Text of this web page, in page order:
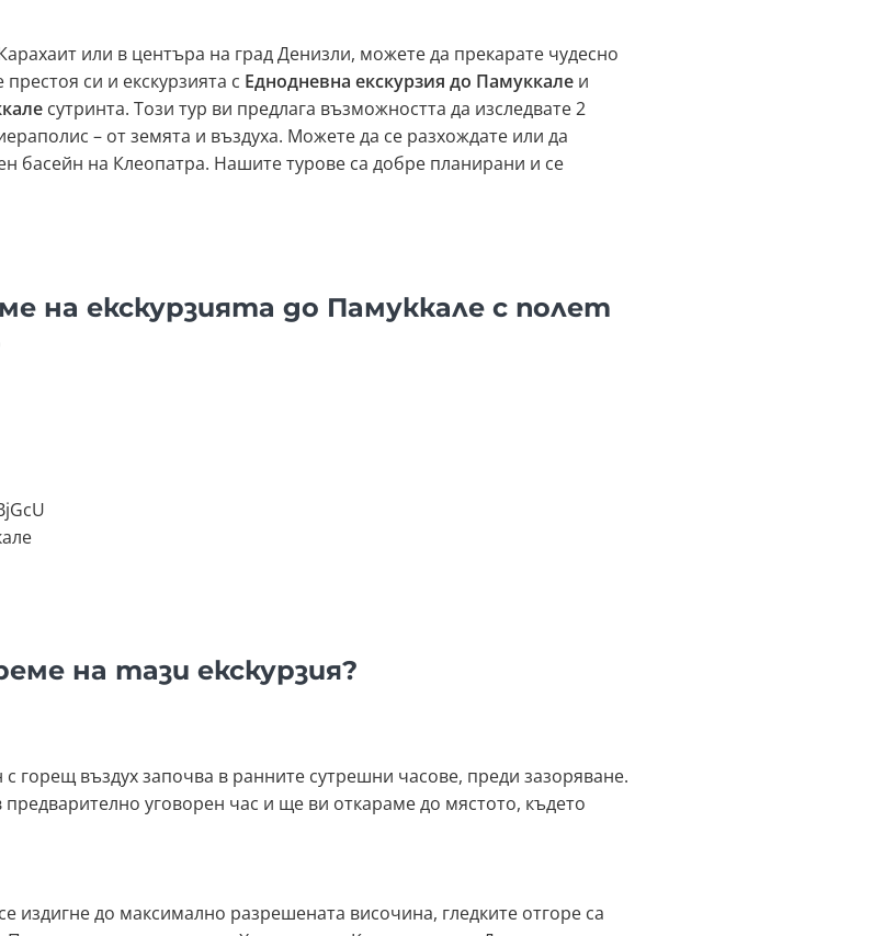
или в центъра на град Денизли, можете да прекарате чудесно
си и екскурзията с Еднодневна екскурзия до Памуккале и
сутринта. Този тур ви предлага възможността да изследвате 2
– от земята и въздуха. Можете да се разхождате или да
басейн на Клеопатра. Нашите турове са добре планирани и се
на екскурзията до Памуккале с полет
на тази екскурзия?
горещ въздух започва в ранните сутрешни часове, преди зазоряване.
уговорен час и ще ви откараме до мястото, където
издигне до максимално разрешената височина, гледките отгоре са